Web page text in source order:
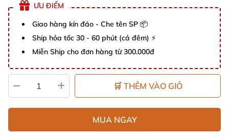
ƯU ĐIỂM
Giao hàng kín đáo - Che tên SP 📦
Ship hỏa tốc 30 - 60 phút (cả đêm) ⚡
Miễn Ship cho đơn hàng từ 300.000đ
🛒 THÊM VÀO GIỎ
MUA NGAY